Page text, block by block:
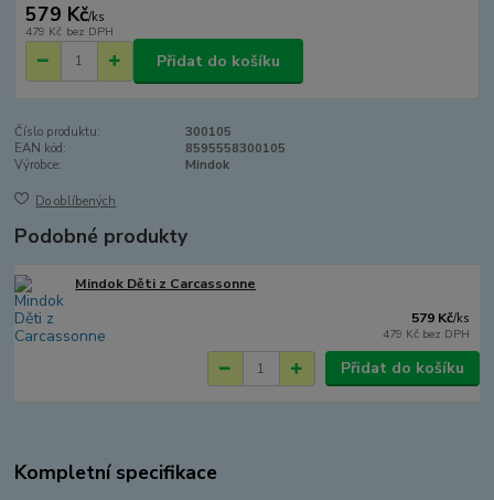
579 Kč/ks
479 Kč bez DPH
Přidat do košíku
Číslo produktu:
300105
EAN kód:
8595558300105
Výrobce:
Mindok
Do oblíbených
Podobné produkty
Mindok Děti z Carcassonne
579 Kč/ks
479 Kč bez DPH
Přidat do košíku
Kompletní specifikace